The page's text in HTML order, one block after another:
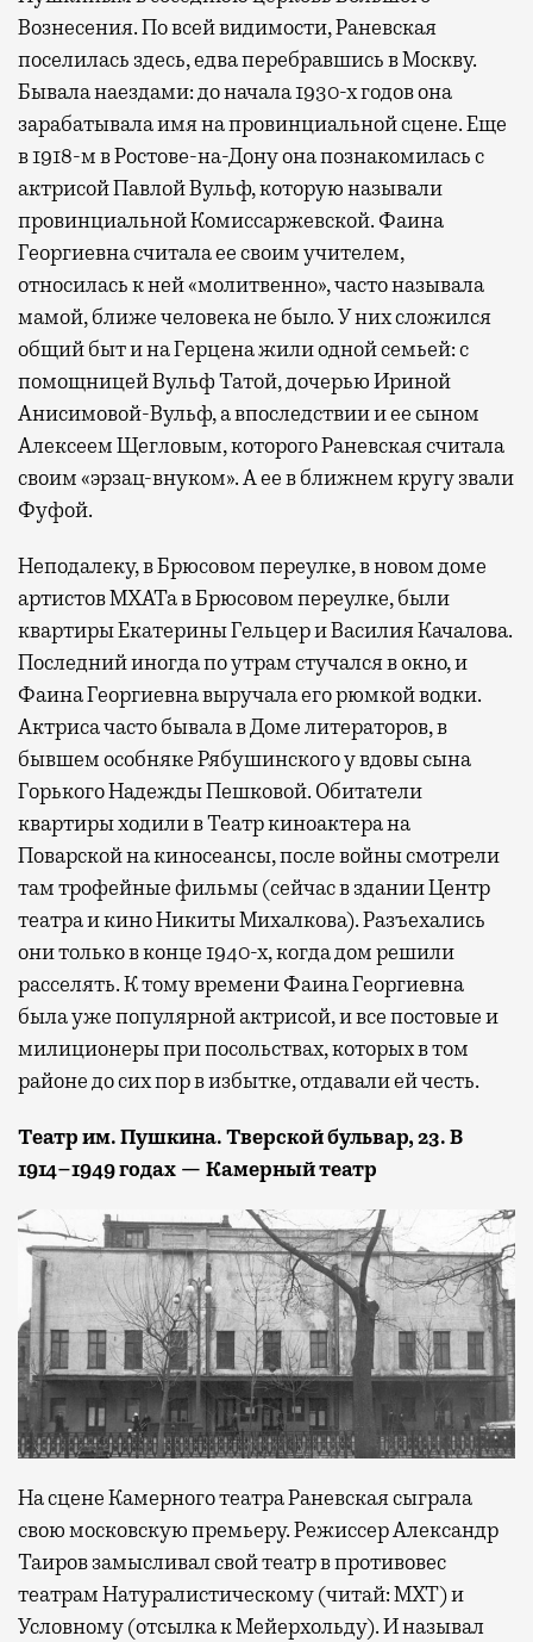
Вознесения. По всей видимости, Раневская
поселилась здесь, едва перебравшись в Москву.
Бывала наездами: до начала 1930-х годов она
зарабатывала имя на провинциальной сцене. Еще
в 1918-м в Ростове-на-Дону она познакомилась с
актрисой Павлой Вульф, которую называли
провинциальной Комиссаржевской. Фаина
Георгиевна считала ее своим учителем,
относилась к ней «молитвенно», часто называла
мамой, ближе человека не было. У них сложился
общий быт и на Герцена жили одной семьей: с
помощницей Вульф Татой, дочерью Ириной
Анисимовой-Вульф, а впоследствии и ее сыном
Алексеем Щегловым, которого Раневская считала
своим «эрзац-внуком». А ее в ближнем кругу звали
Фуфой.
Неподалеку, в Брюсовом переулке, в новом доме
артистов МХАТа в Брюсовом переулке, были
квартиры Екатерины Гельцер и Василия Качалова.
Последний иногда по утрам стучался в окно, и
Фаина Георгиевна выручала его рюмкой водки.
Актриса часто бывала в Доме литераторов, в
бывшем особняке Рябушинского у вдовы сына
Горького Надежды Пешковой. Обитатели
квартиры ходили в Театр киноактера на
Поварской на киносеансы, после войны смотрели
там трофейные фильмы (сейчас в здании Центр
театра и кино Никиты Михалкова). Разъехались
они только в конце 1940-х, когда дом решили
расселять. К тому времени Фаина Георгиевна
была уже популярной актрисой, и все постовые и
милиционеры при посольствах, которых в том
районе до сих пор в избытке, отдавали ей честь.
Театр им. Пушкина. Тверской бульвар, 23. В
1914–1949 годах — Камерный театр
На сцене Камерного театра Раневская сыграла
свою московскую премьеру. Режиссер Александр
Таиров замысливал свой театр в противовес
театрам Натуралистическому (читай: МХТ) и
Условному (отсылка к Мейерхольду). И называл